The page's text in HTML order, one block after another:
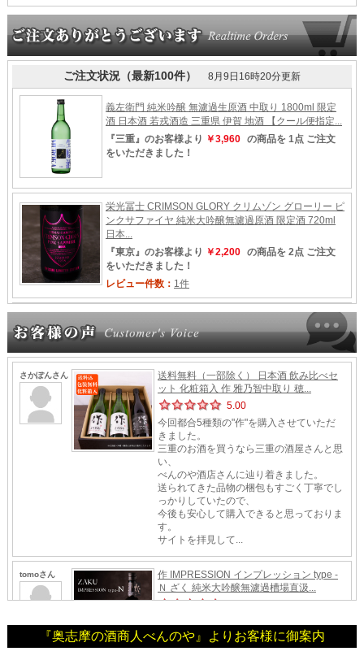
『奥志摩の酒商人べんのや』よりお客様に御案内